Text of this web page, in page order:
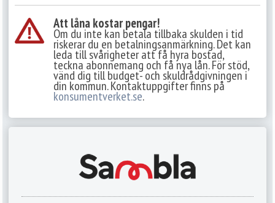
Att låna kostar pengar!
Om du inte kan betala tillbaka skulden i tid
riskerar du en betalningsanmärkning. Det kan
leda till svårigheter att få hyra bostad,
teckna abonnemang och få nya lån. För stöd,
vänd dig till budget- och skuldrådgivningen i
din kommun. Kontaktuppgifter finns på
konsumentverket.se.